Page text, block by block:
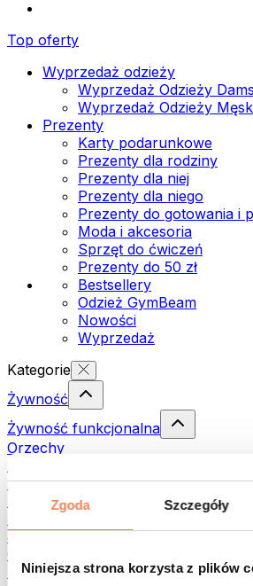
Zgoda Szczegóły
Niniejsza strona korzysta z plików
Top oferty
Wyprzedaż odzieży
Wyprzedaż Odzieży
Wyprzedaż Odzieży
Prezenty
Karty podarunkowe
Prezenty dla rodziny
Prezenty dla niej
Prezenty dla niego
Prezenty do gotowania i
Moda i akcesoria
Sprzęt do ćwiczeń
Prezenty do 50 zł
Bestsellery
Odzież GymBeam
Nowości
Wyprzedaż
Kategorie
Żywność
Żywność funkcjonalna
Orzechy
Pasty i kremy do smarowania
Jajka
Chleb i pieczywo
Mięso